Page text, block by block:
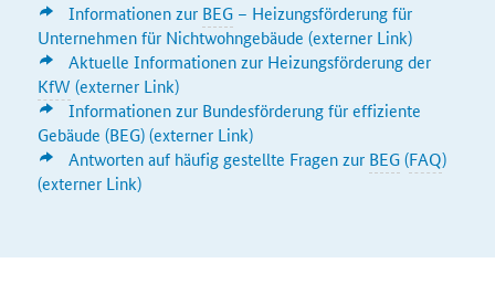
Informationen zur BEG– Heizungsförderung für
Unternehmen für Nichtwohngebäude (externer Link)
Aktuelle Informationen zur Heizungsförderung der
KfW (externer Link)
Informationen zur Bundes­förderung für effiziente
Gebäude (BEG) (externer Link)
Antworten auf häufig gestellte Fragen zur BEG(FAQ)
(externer Link)